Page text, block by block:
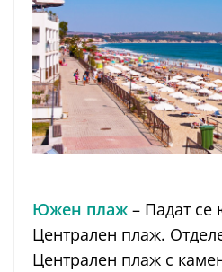
Южен плаж– Падат
Централен плаж.
Централен плаж с